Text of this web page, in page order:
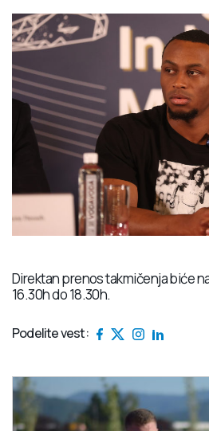
Direktan prenos takmičenja biće
16.30h do 18.30h.
Podelite vest: